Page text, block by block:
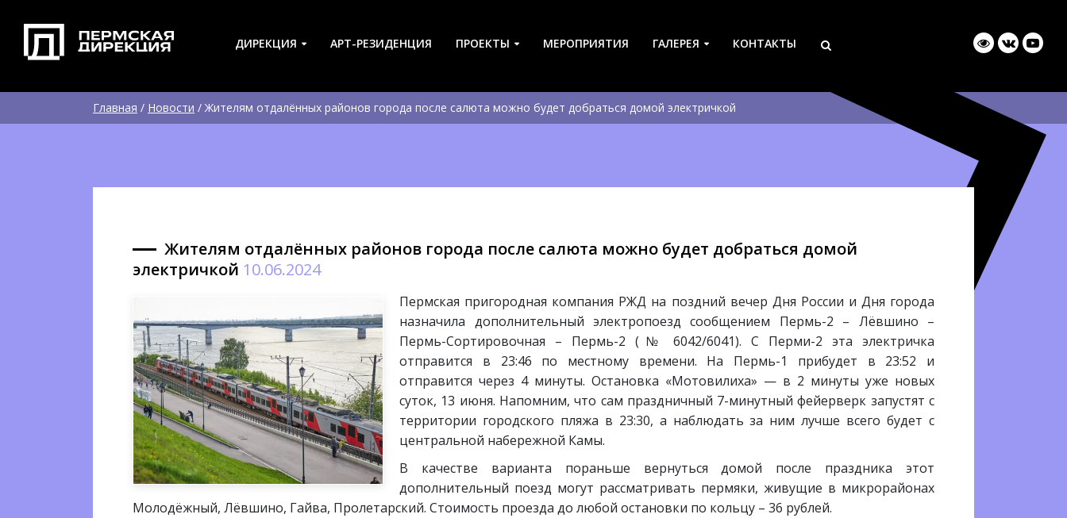
ДИРЕКЦИЯ АРТ-РЕЗИДЕНЦИЯ ПРОЕКТЫ МЕРОПРИЯТИЯ ГАЛЕРЕЯ КОНТАКТЫ
Главная / Новости / Жителям отдалённых районов города после салюта можно будет добраться домой электричкой
Жителям отдалённых районов города после салюта можно будет добраться домой
электричкой 10.06.2024
Пермская пригородная компания РЖД на поздний вечер Дня России и Дня города
назначила дополнительный электропоезд сообщением Пермь-2 – Лёвшино –
Пермь-Сортировочная – Пермь-2 (№ 6042/6041). С Перми-2 эта электричка
отправится в 23:46 по местному времени. На Пермь-1 прибудет в 23:52 и
отправится через 4 минуты. Остановка «Мотовилиха» — в 2 минуты уже новых
суток, 13 июня. Напомним, что сам праздничный 7-минутный фейерверк запустят с
территории городского пляжа в 23:30, а наблюдать за ним лучше всего будет с
центральной набережной Камы.
В качестве варианта пораньше вернуться домой после праздника этот
дополнительный поезд могут рассматривать пермяки, живущие в микрорайонах
Молодёжный, Лёвшино, Гайва, Пролетарский. Стоимость проезда до любой остановки по кольцу – 36 рублей.